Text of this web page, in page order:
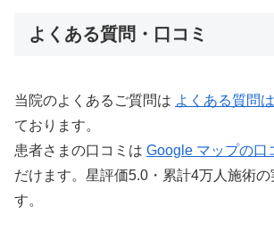
よくある質問・口コミ
当院のよくあるご質問は よくある質問
ております。
患者さまの口コミは Google マップの口
だけます。星評価5.0・累計4万人施術の
す。